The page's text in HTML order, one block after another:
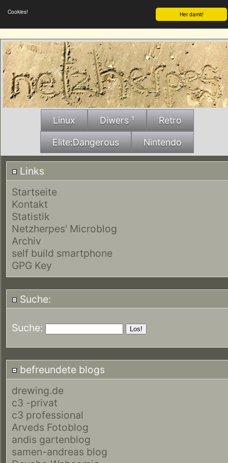
Her damit!
Cookies!
Linux Diwers ¹ Retro
Elite:Dangerous Nintendo
Links
Startseite
Kontakt
Statistik
Netzherpes' Microblog
Archiv
self build smartphone
GPG Key
Suche:
Suche:
befreundete blogs
drewing.de
c3 -privat
c3 professional
Arveds Fotoblog
andis gartenblog
samen-andreas blog